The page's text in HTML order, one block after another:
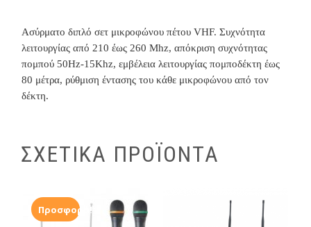
Ασύρματο διπλό σετ μικροφώνου πέτου VHF. Συχνότητα
λειτουργίας από 210 έως 260 Mhz, απόκριση συχνότητας
πομπού 50Hz-15Khz, εμβέλεια λειτουργίας πομποδέκτη έως
80 μέτρα, ρύθμιση έντασης του κάθε μικροφώνου από τον
δέκτη.
ΣΧΕΤΙΚΑ ΠΡΟΪΟΝΤΑ
Προσφορά!